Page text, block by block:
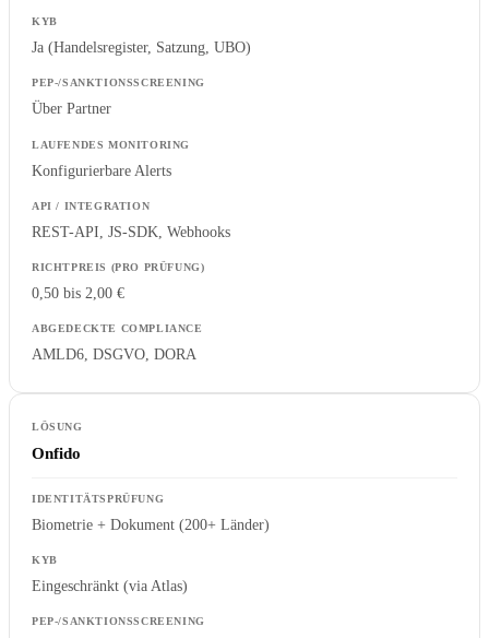
Ja (Handelsregister, Satzung, UBO)
Über Partner
Konfigurierbare Alerts
REST-API, JS-SDK, Webhooks
0,50 bis 2,00 €
AMLD6, DSGVO, DORA
Onfido
Biometrie + Dokument (200+ Länder)
Eingeschränkt (via Atlas)